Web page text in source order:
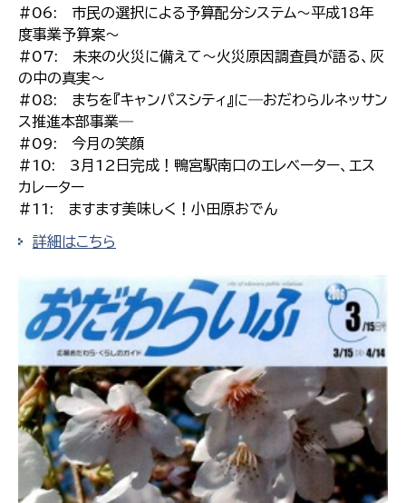
#06: 市民の選択による予算配分システム〜平成18年
度事業予算案〜
#07: 未来の火災に備えて〜火災原因調査員が語る、灰
の中の真実〜
#08: まちを『キャンパスシティ』に―おだわらルネッサン
ス推進本部事業―
#09: 今月の笑顔
#10: 3月12日完成！鴨宮駅南口のエレベーター、エス
カレーター
#11: ますます美味しく！小田原おでん
詳細はこちら